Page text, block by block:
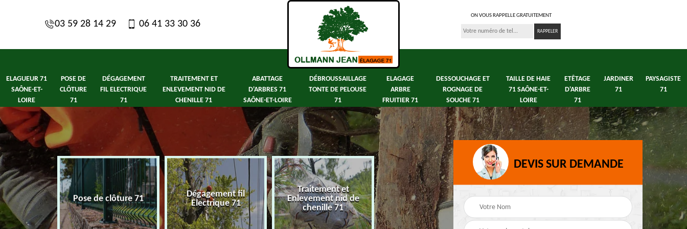
03 59 28 14 29 06 41 33 30 36
ON VOUS RAPPELLE GRATUITEMENT
ELAGUEUR 71
SAÔNE-ET-
LOIRE
POSE DE
CLÔTURE
71
DÉGAGEMENT
FIL ELECTRIQUE
71
TRAITEMENT ET
ENLEVEMENT NID DE
CHENILLE 71
ABATTAGE
D'ARBRES 71
SAÔNE-ET-LOIRE
DÉBROUSSAILLAGE
TONTE DE PELOUSE
71
ELAGAGE
ARBRE
FRUITIER 71
DESSOUCHAGE ET
ROGNAGE DE
SOUCHE 71
TAILLE DE HAIE
71 SAÔNE-ET-
LOIRE
ETÊTAGE
D'ARBRE
71
JARDINER
71
PAYSAGISTE
71
Saône-et-
Pose de clôture 71
Dégagement fil
Electrique 71
Traitement et
Enlevement nid de
chenille 71
Abattage d'arbres 71
Saône-et-Loire
Elagage arbre fruitier
71
DEVIS SUR DEMANDE